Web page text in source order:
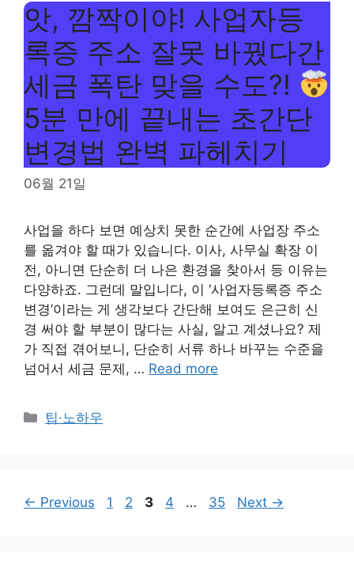
앗, 깜짝이야! 사업자등
록증 주소 잘못 바꿨다간
세금 폭탄 맞을 수도?!
5분 만에 끝내는 초간단
변경법 완벽 파헤치기
06월 21일
사업을 하다 보면 예상치 못한 순간에 사업장 주소
를 옮겨야 할 때가 있습니다. 이사, 사무실 확장 이
전, 아니면 단순히 더 나은 환경을 찾아서 등 이유는
다양하죠. 그런데 말입니다, 이 ‘사업자등록증 주소
변경’이라는 게 생각보다 간단해 보여도 은근히 신
경 써야 할 부분이 많다는 사실, 알고 계셨나요? 제
가 직접 겪어보니, 단순히 서류 하나 바꾸는 수준을
넘어서 세금 문제, … Read more
Categories
팁·노하우
← Previous Page
1 Page
2 Page
3 Page
4 … Page
35 Next →